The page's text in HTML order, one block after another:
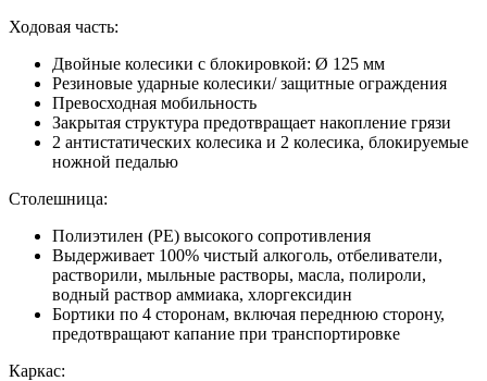
Ходовая часть:
Двойные колесики с блокировкой: Ø 125 мм
Резиновые ударные колесики/ защитные ограждения
Превосходная мобильность
Закрытая структура предотвращает накопление грязи
2 антистатических колесика и 2 колесика, блокируемые
ножной педалью
Столешница:
Полиэтилен (PE) высокого сопротивления
Выдерживает 100% чистый алкоголь, отбеливатели,
растворили, мыльные растворы, масла, полироли,
водный раствор аммиака, хлоргексидин
Бортики по 4 сторонам, включая переднюю сторону,
предотвращают капание при транспортировке
Каркас: